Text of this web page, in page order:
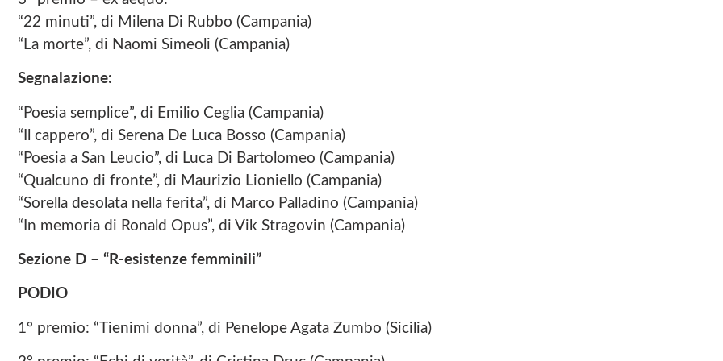
“22 minuti”, di Milena Di Rubbo (Campania)
“La morte”, di Naomi Simeoli (Campania)
Segnalazione:
“Poesia semplice”, di Emilio Ceglia (Campania)
“Il cappero”, di Serena De Luca Bosso (Campania)
“Poesia a San Leucio”, di Luca Di Bartolomeo (Campania)
“Qualcuno di fronte”, di Maurizio Lioniello (Campania)
“Sorella desolata nella ferita”, di Marco Palladino (Campania)
“In memoria di Ronald Opus”, di Vik Stragovin (Campania)
Sezione D – “R-esistenze femminili”
PODIO
1° premio: “Tienimi donna”, di Penelope Agata Zumbo (Sicilia)